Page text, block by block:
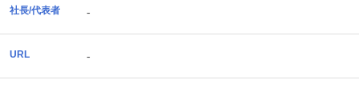
社長/代表者 -
URL -